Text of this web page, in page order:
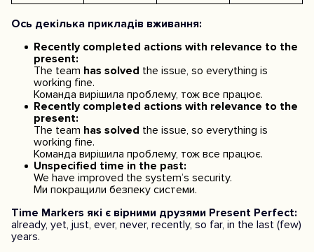
Ось декілька прикладів вживання:
Recently completed actions with relevance to the
present:
The team has solved the issue, so everything is
working fine.
Команда вирішила проблему, тож все працює.
Recently completed actions with relevance to the
present:
The team has solved the issue, so everything is
working fine.
Команда вирішила проблему, тож все працює.
Unspecified time in the past:
We have improved the system’s security.
Ми покращили безпеку системи.
Time Markers які є вірними друзями Present Perfect:
already, yet, just, ever, never, recently, so far, in the last (few)
years.